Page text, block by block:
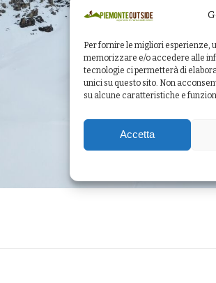
Per fornire le migliori esperienze,
memorizzare e/o accedere alle
tecnologie ci permetterà di
unici su questo sito. Non
su alcune caratteristiche e
Accetta